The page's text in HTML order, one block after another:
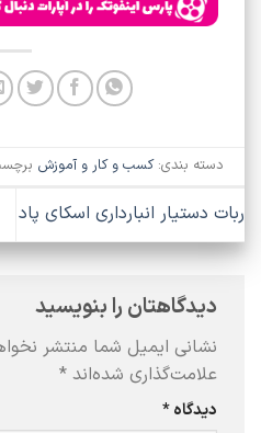
دسته بندی:کسب و کار و آموزش
ربات دستیار انبارداری اسکای پاد
دیدگاهتان را بنویسید
نشانی ایمیل شما منتشر
علامت‌گذاری شده‌اند *
دیدگاه*